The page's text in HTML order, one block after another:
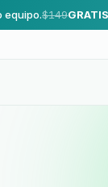
equipo.$149GRATIS